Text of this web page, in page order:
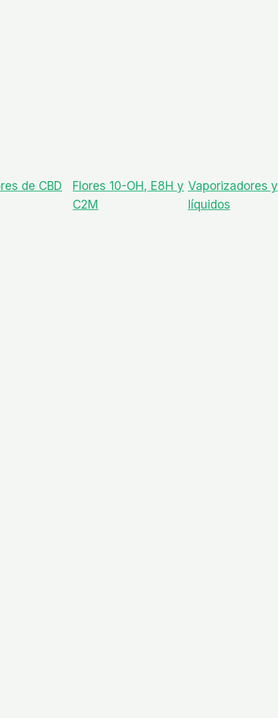
de CBD
Flores 10-OH, E8H y
C2M
Vaporizadores y
líquidos